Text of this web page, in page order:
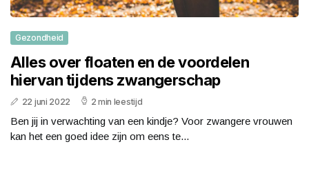
Gezondheid
Alles over floaten en de voordelen
hiervan tijdens zwangerschap
22 juni 2022 2 min leestijd
Ben jij in verwachting van een kindje? Voor zwangere vrouwen
kan het een goed idee zijn om eens te...